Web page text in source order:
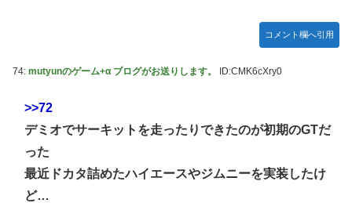
コメント欄へ引用
74: mutyunのゲーム+α ブログがお送りします。 ID:CMK6cXry0
>>72
デミオでサーキットを走ったりできたのが初期のGTだ
った
最近ドカタ詰めたハイエースやジムニーを実装したけ
ど…